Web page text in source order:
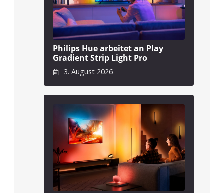
Philips Hue arbeitet an Play
Gradient Strip Light Pro
3. August 2026